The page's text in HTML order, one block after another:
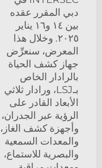
دبي المقرر عقده
بين ١٤ و١٦ يناير
٢٠٢٥. وخلال هذا
المعرض، سنعرِّض
جهاز كشف الحياة
بالرادار الخاص
بـLSJ، ورادار ثلاثي
الأبعاد القادر على
الرؤية عبر الجدران،
وأجهزة كشف الغاز،
والمعدات السمعية
والبصرية للاستماع،